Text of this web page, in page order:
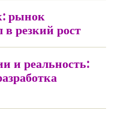
рынок
резкий рост
и реальность: